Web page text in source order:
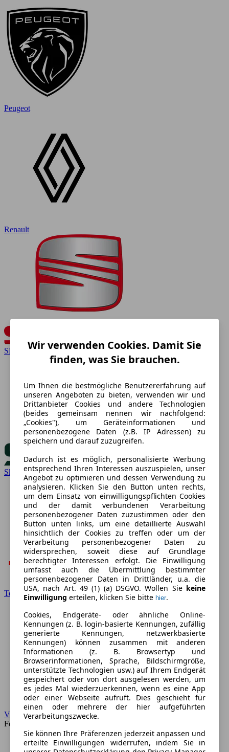
Peugeot
Renault
SEAT
Skoda
Toyota
VW
Forum
Wir verwenden Cookies. Damit Sie
finden, was Sie brauchen.
Um Ihnen die bestmögliche Benutzererfahrung auf
unseren Angeboten zu bieten, verwenden wir und
Drittanbieter Cookies und andere Technologien
(beides gemeinsam nennen wir nachfolgend:
„Cookies"), um Geräteinformationen und
personenbezogene Daten (z.B. IP Adressen) zu
speichern und darauf zuzugreifen.
Dadurch ist es möglich, personalisierte Werbung
entsprechend Ihren Interessen auszuspielen, unser
Angebot zu optimieren und dessen Verwendung zu
analysieren. Klicken Sie den Button unten rechts,
um dem Einsatz von einwilligungspflichten Cookies
und der damit verbundenen Verarbeitung
personenbezogener Daten zuzustimmen oder den
Button unten links, um eine detaillierte Auswahl
hinsichtlich der Cookies zu treffen oder um der
Verarbeitung personenbezogener Daten zu
widersprechen, soweit diese auf Grundlage
berechtigter Interessen erfolgt. Die Einwilligung
umfasst auch die Übermittlung bestimmter
personenbezogener Daten in Drittländer, u.a. die
USA, nach Art. 49 (1) (a) DSGVO. Wollen Sie keine
Einwilligung erteilen, klicken Sie bitte hier.
Cookies, Endgeräte- oder ähnliche Online-
Kennungen (z. B. login-basierte Kennungen, zufällig
generierte Kennungen, netzwerkbasierte
Kennungen) können zusammen mit anderen
Informationen (z. B. Browsertyp und
Browserinformationen, Sprache, Bildschirmgröße,
unterstützte Technologien usw.) auf Ihrem Endgerät
gespeichert oder von dort ausgelesen werden, um
es jedes Mal wiederzuerkennen, wenn es eine App
oder einer Webseite aufruft. Dies geschieht für
einen oder mehrere der hier aufgeführten
Verarbeitungszwecke.
Sie können Ihre Präferenzen jederzeit anpassen und
erteilte Einwilligungen widerrufen, indem Sie in